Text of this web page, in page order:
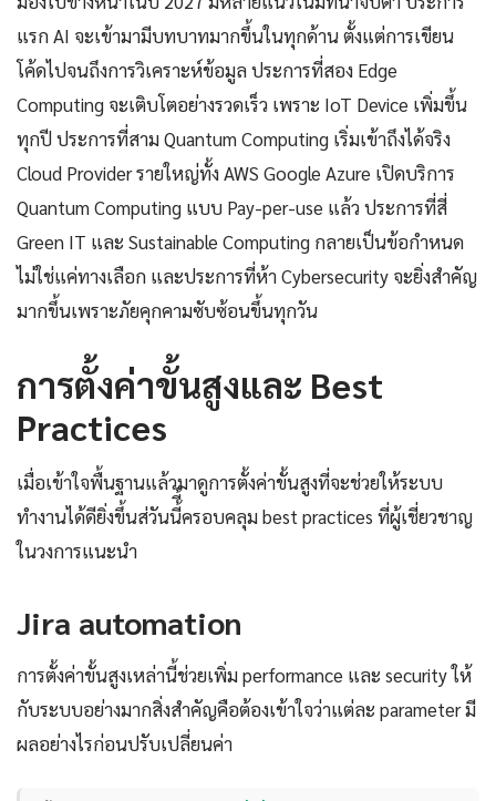
แรก AI จะเข้ามามีบทบาทมากขึ้นในทุกด้าน ตั้งแต่การเขียน
โค้ดไปจนถึงการวิเคราะห์ข้อมูล ประการที่สอง Edge
Computing จะเติบโตอย่างรวดเร็ว เพราะ IoT Device เพิ่มขึ้น
ทุกปี ประการที่สาม Quantum Computing เริ่มเข้าถึงได้จริง
Cloud Provider รายใหญ่ทั้ง AWS Google Azure เปิดบริการ
Quantum Computing แบบ Pay-per-use แล้ว ประการที่สี่
Green IT และ Sustainable Computing กลายเป็นข้อกำหนด
ไม่ใช่แค่ทางเลือก และประการที่ห้า Cybersecurity จะยิ่งสำคัญ
มากขึ้นเพราะภัยคุกคามซับซ้อนขึ้นทุกวัน
การตั้งค่าขั้นสูงและ Best
Practices
เมื่อเข้าใจพื้นฐานแล้วมาดูการตั้งค่าขั้นสูงที่จะช่วยให้ระบบ
ทำงานได้ดียิ่งขึ้นส่วันนี้ี้ครอบคลุม best practices ที่ผู้เชี่ยวชาญ
ในวงการแนะนำ
Jira automation
การตั้งค่าขั้นสูงเหล่านี้ช่วยเพิ่ม performance และ security ให้
กับระบบอย่างมากสิ่งสำคัญคือต้องเข้าใจว่าแต่ละ parameter มี
ผลอย่างไรก่อนปรับเปลี่ยนค่า